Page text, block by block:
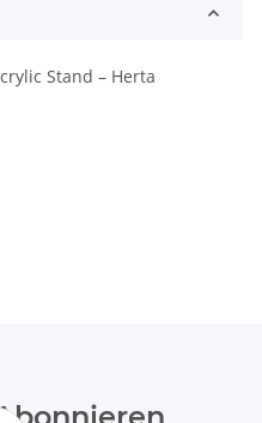
Stand – Herta